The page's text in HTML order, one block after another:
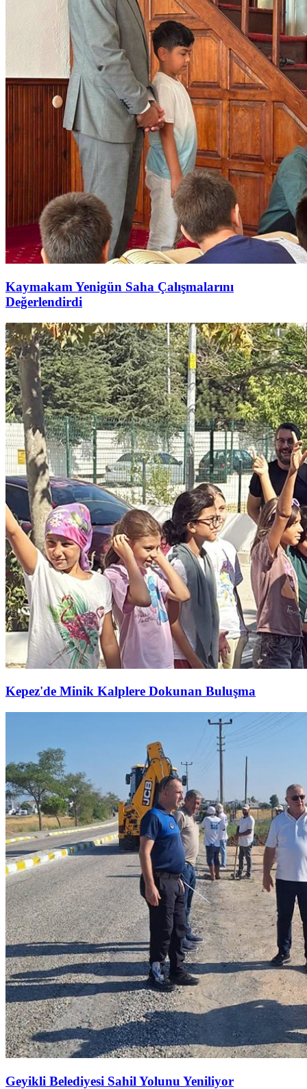
Kaymakam Yenigün Saha Çalışmalarını
Değerlendirdi
Kepez'de Minik Kalplere Dokunan Buluşma
Geyikli Belediyesi Sahil Yolunu Yeniliyor